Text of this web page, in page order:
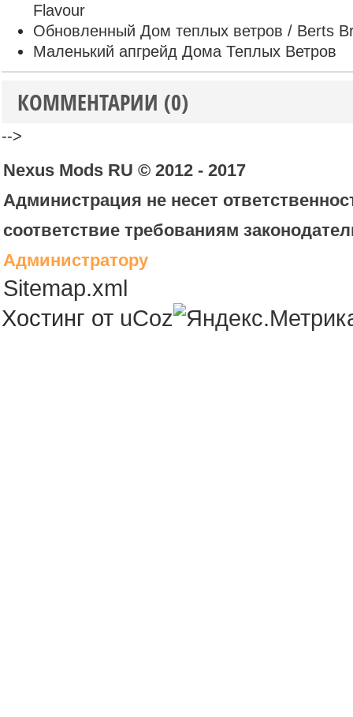
Flavour
Обновленный Дом теплых ветров / Berts
Маленький апгрейд Дома Теплых Ветров
КОММЕНТАРИИ (0)
-->
Nexus Mods RU © 2012 - 2017
Администрация не несет
соответствие требованиям
Администратору
Sitemap.xml
Хостинг от uCoz